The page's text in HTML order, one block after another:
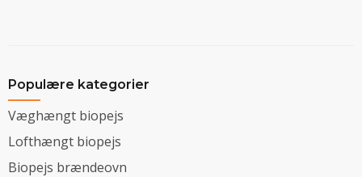
Populære kategorier
Væghængt biopejs
Lofthængt biopejs
Biopejs brændeovn